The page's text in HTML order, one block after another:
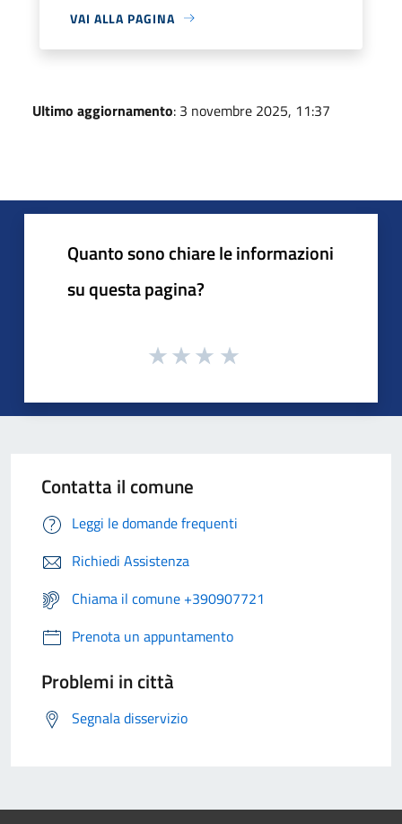
VAI ALLA PAGINA
Ultimo aggiornamento: 3 novembre 2025, 11:37
Quanto sono chiare le informazioni
su questa pagina?
Contatta il comune
Leggi le domande frequenti
Richiedi Assistenza
Chiama il comune +390907721
Prenota un appuntamento
Problemi in città
Segnala disservizio